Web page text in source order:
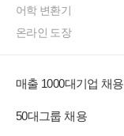
어학 변환기
온라인 도장
매출 1000대기업 채용
50대그룹 채용